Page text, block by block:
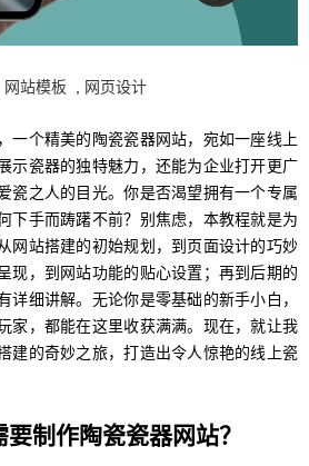
网站模板 网页设计
一个精美的陶瓷瓷器网站，宛如一座线上
示瓷器的独特魅力，还能为企业打开更广
瓷之人的目光。你是否渴望拥有一个专属
下手而踌躇不前？别焦虑，本教程就是为
网站搭建的初始规划，到页面设计的巧妙
现，到网站功能的贴心设置；再到后期的
详细讲解。无论你是零基础的新手小白，
家，都能在这里收获满满。现在，就让我
建的奇妙之旅，打造出令人惊艳的线上瓷
制作陶瓷瓷器网站？